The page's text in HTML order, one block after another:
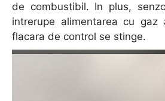
de combustibil. In plus,
intrerupe alimentarea cu gaz
flacara de control se stinge.